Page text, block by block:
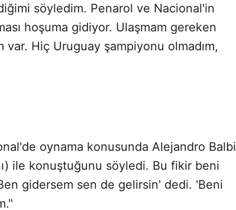
söyledim. Penarol ve Nacional'in
hoşuma gidiyor. Ulaşmam gereken
Hiç Uruguay şampiyonu olmadım,
oynama konusunda Alejandro Balbi
ile konuştuğunu söyledi. Bu fikir beni
gidersem sen de gelirsin' dedi. 'Beni